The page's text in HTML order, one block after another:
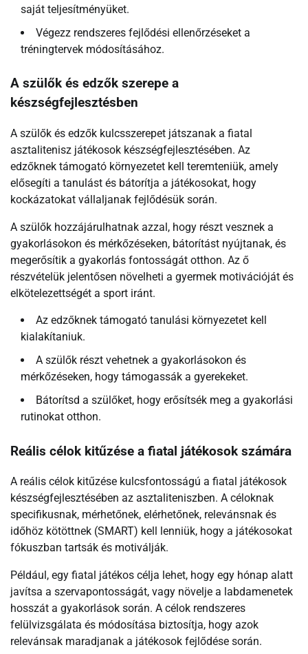
saját teljesítményüket.
Végezz rendszeres fejlődési ellenőrzéseket a
tréningtervek módosításához.
A szülők és edzők szerepe a
készségfejlesztésben
A szülők és edzők kulcsszerepet játszanak a fiatal
asztalitenisz játékosok készségfejlesztésében. Az
edzőknek támogató környezetet kell teremteniük, amely
elősegíti a tanulást és bátorítja a játékosokat, hogy
kockázatokat vállaljanak fejlődésük során.
A szülők hozzájárulhatnak azzal, hogy részt vesznek a
gyakorlásokon és mérkőzéseken, bátorítást nyújtanak, és
megerősítik a gyakorlás fontosságát otthon. Az ő
részvételük jelentősen növelheti a gyermek motivációját és
elkötelezettségét a sport iránt.
Az edzőknek támogató tanulási környezetet kell
kialakítaniuk.
A szülők részt vehetnek a gyakorlásokon és
mérkőzéseken, hogy támogassák a gyerekeket.
Bátorítsd a szülőket, hogy erősítsék meg a gyakorlási
rutinokat otthon.
Reális célok kitűzése a fiatal játékosok számára
A reális célok kitűzése kulcsfontosságú a fiatal játékosok
készségfejlesztésében az asztaliteniszben. A céloknak
specifikusnak, mérhetőnek, elérhetőnek, relevánsnak és
időhöz kötöttnek (SMART) kell lenniük, hogy a játékosokat
fókuszban tartsák és motiválják.
Például, egy fiatal játékos célja lehet, hogy egy hónap alatt
javítsa a szervapontosságát, vagy növelje a labdamenetek
hosszát a gyakorlások során. A célok rendszeres
felülvizsgálata és módosítása biztosítja, hogy azok
relevánsak maradjanak a játékosok fejlődése során.